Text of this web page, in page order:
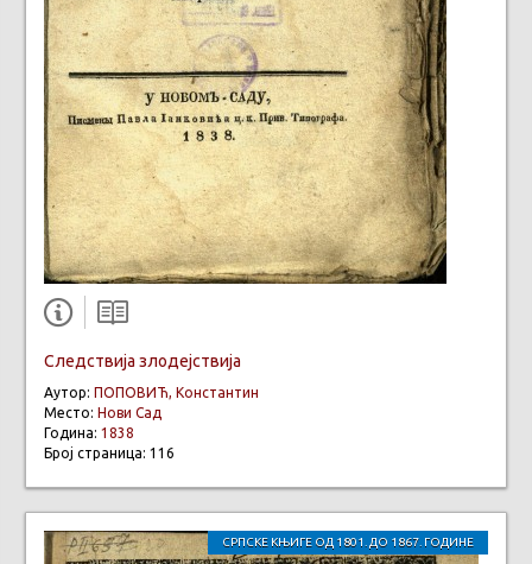
Следствија злодејствија
Аутор: ПОПОВИЋ, Константин
Место: Нови Сад
Година: 1838
Број страница: 116
СРПСКЕ КЊИГЕ ОД 1801. ДО 1867. ГОДИНЕ